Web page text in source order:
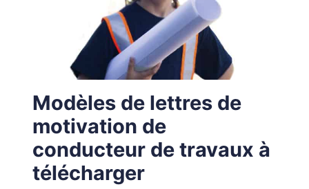
Modèles de lettres de
motivation de
conducteur de travaux à
télécharger